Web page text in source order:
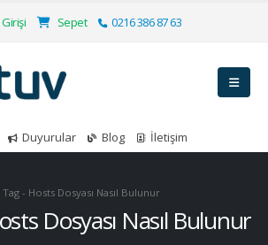
Sepet 0216 386 87 63
Duyurular Blog İletişim
Tag - Hosts Dosyası Nasıl Bulunur
Dosyası Nasıl Bulunur